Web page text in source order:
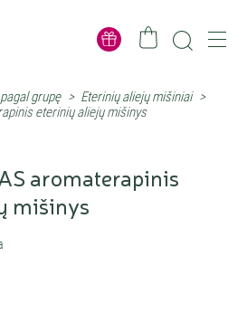
grupę > Eterinių aliejų mišiniai >
eterinių aliejų mišinys
aromaterapinis
mišinys